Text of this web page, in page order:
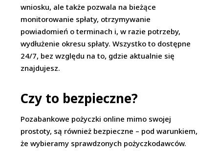
wniosku, ale także pozwala na bieżące
monitorowanie spłaty, otrzymywanie
powiadomień o terminach i, w razie potrzeby,
wydłużenie okresu spłaty. Wszystko to dostępne
24/7, bez względu na to, gdzie aktualnie się
znajdujesz.
Czy to bezpieczne?
Pozabankowe pożyczki online mimo swojej
prostoty, są również bezpieczne – pod warunkiem,
że wybieramy sprawdzonych pożyczkodawców.